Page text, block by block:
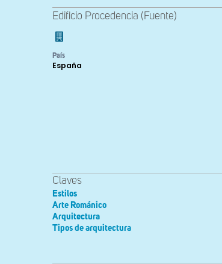
Edificio Procedencia (Fuente)
País
España
Claves
Estilos
Arte Románico
Arquitectura
Tipos de arquitectura